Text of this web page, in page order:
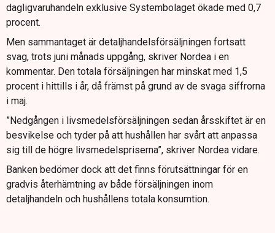
dagligvaruhandeln exklusive Systembolaget ökade med 0,7
procent.
Men sammantaget är detaljhandelsförsäljningen fortsatt
svag, trots juni månads uppgång, skriver Nordea i en
kommentar. Den totala försäljningen har minskat med 1,5
procent i hittills i år, då främst på grund av de svaga siffrorna
i maj.
”Nedgången i livsmedelsförsäljningen sedan årsskiftet är en
besvikelse och tyder på att hushållen har svårt att anpassa
sig till de högre livsmedelspriserna”, skriver Nordea vidare.
Banken bedömer dock att det finns förutsättningar för en
gradvis återhämtning av både försäljningen inom
detaljhandeln och hushållens totala konsumtion.